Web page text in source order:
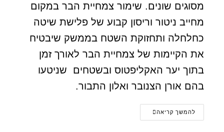
מסוגים שונים. שימור צמחיית הבר במקום
מחייב ניטור וריסון קבוע של פלישת שיטה
כחלחלה ותחזוקת השטח בממשק שיבטיח
את הקיימות של צמחיית הבר לאורך זמן
בתוך יער האקליפטוס ובשטחים שניטעו
בהם אורן הצנובר ואלון התבור.
להמשך קריאה